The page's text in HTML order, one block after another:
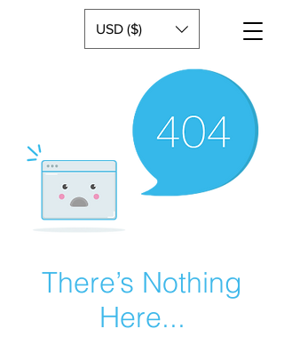
USD ($)
There’s Nothing
Here...